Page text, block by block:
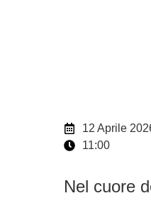
12 Aprile
11:00
Nel cuore